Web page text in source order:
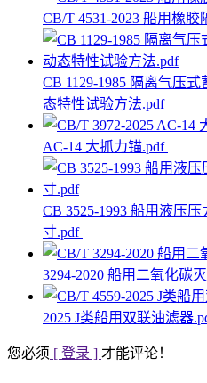
CB/T 4531-2023 船用橡
CB 1129-1985 隔离气压
态特性试验方法.pdf
AC-14 大抓力锚.pdf
CB 3525-1993 船用液压
寸.pdf
3294-2020 船用二氧化碳
2025 J类船用双联油滤器
您必须 [ 登录 ] 才能评论！